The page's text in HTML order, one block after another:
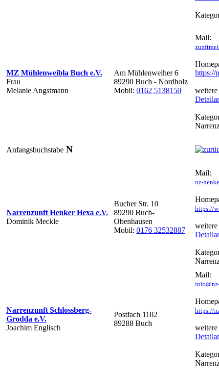
MZ Mühlenweibla Buch e.V.
Frau
Melanie Angstmann
Am Mühlenweiher 6
89290 Buch - Nordholz
Mobil: 0162 5138150
Mail:
https://
Anfangsbuchstabe N
Narrenzunft Henker Hexa e.V.
Dominik Meckle
Bucher Str. 10
89290 Buch-
Obenhausen
Mobil: 0176 32532887
Mail:
nz-
https://
Narrenzunft Schlossberg-
Grodda e.V.
Joachim Englisch
Postfach 1102
89288 Buch
Mail:
https://